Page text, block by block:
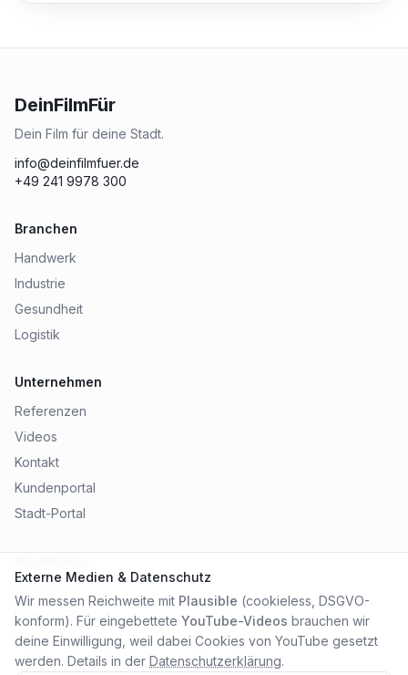
DeinFilmFür
Dein Film für deine Stadt.
info@deinfilmfuer.de
+49 241 9978 300
Branchen
Handwerk
Industrie
Gesundheit
Logistik
Unternehmen
Referenzen
Videos
Kontakt
Kundenportal
Stadt-Portal
Datenschutz
AGB
Externe Medien & Datenschutz
Wir messen Reichweite mit Plausible (cookieless, DSGVO-
konform). Für eingebettete YouTube-Videos brauchen wir
deine Einwilligung, weil dabei Cookies von YouTube gesetzt
werden. Details in der Datenschutzerklärung.